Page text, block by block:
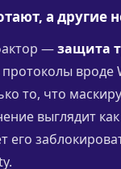
а другие
—защита
вроде
то, что
выглядит